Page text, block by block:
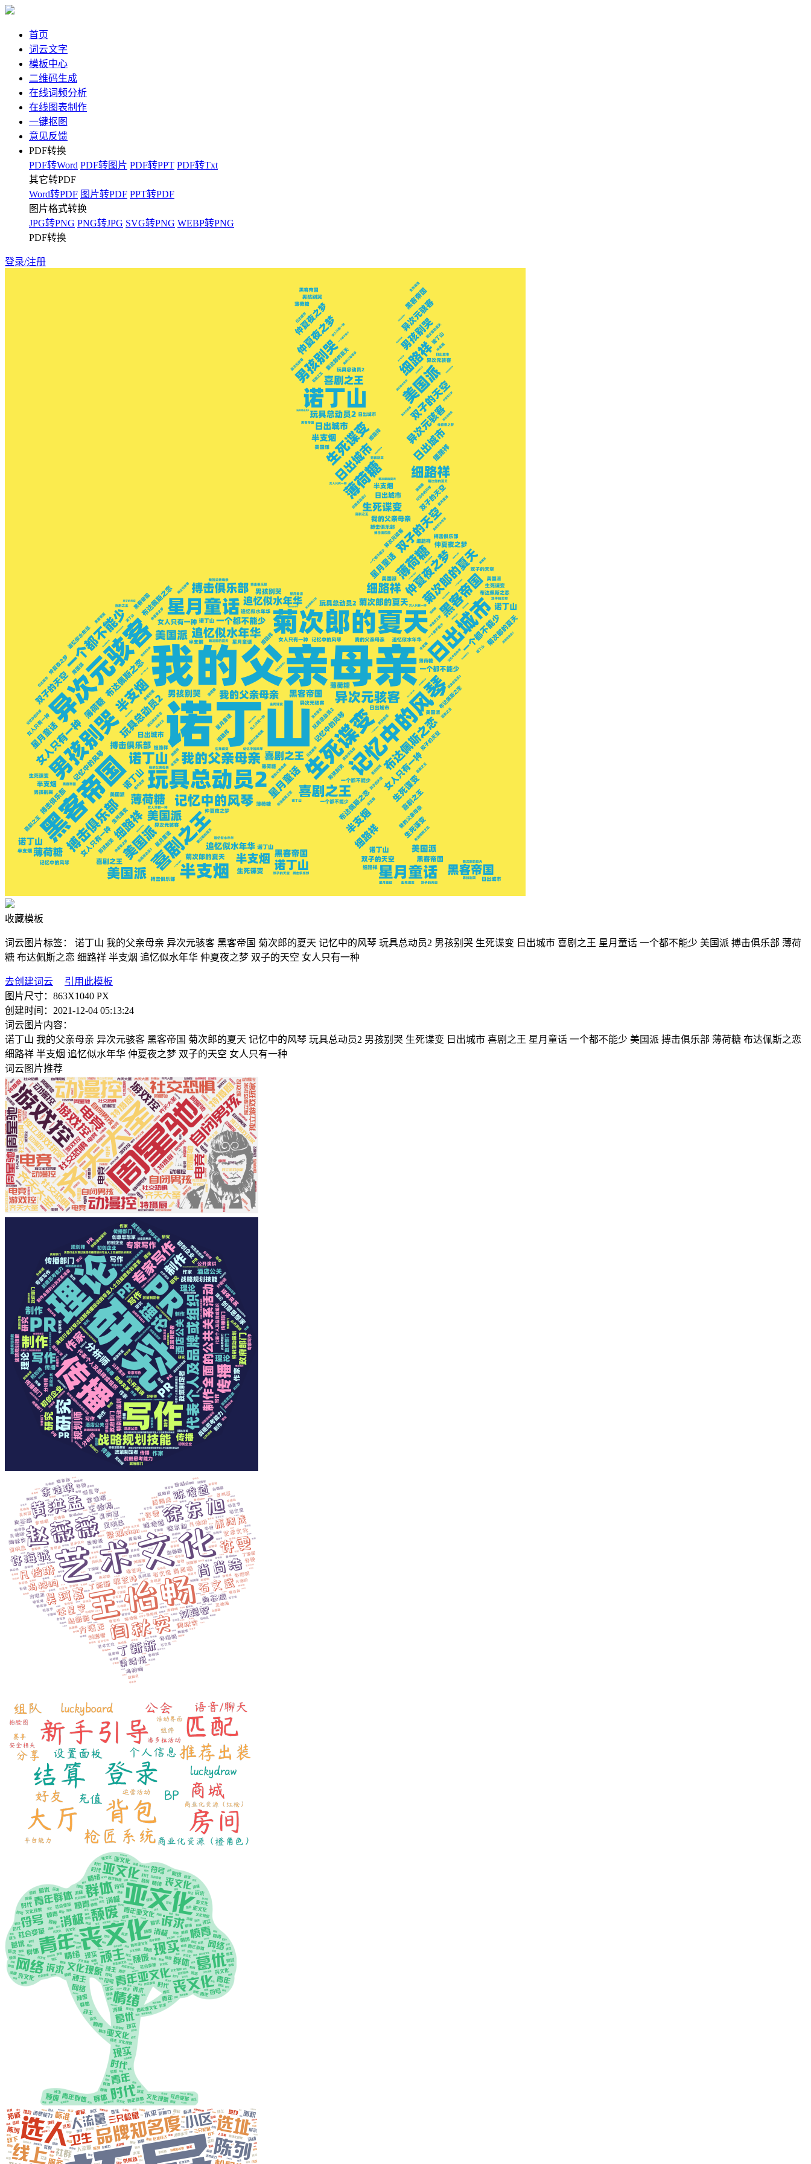
首页
词云文字
模板中心
二维码生成
在线词频分析
在线图表制作
一键抠图
意见反馈
PDF转换
PDF转Word PDF转图片 PDF转PPT PDF转Txt
其它转PDF
Word转PDF 图片转PDF PPT转PDF
图片格式转换
JPG转PNG PNG转JPG SVG转PNG WEBP转PNG
PDF转换
登录/注册
收藏模板
词云图片标签： 诺丁山 我的父亲母亲 异次元骇客 黑客帝国 菊次郎的夏天 记忆中的风琴 玩具总动员2 男孩别哭 生死谍变 日出城市 喜剧之王 星月童话 一个都不能少 美国派 搏击俱乐部 薄荷
糖 布达佩斯之恋 细路祥 半支烟 追忆似水年华 仲夏夜之梦 双子的天空 女人只有一种
去创建词云
引用此模板
图片尺寸： 863X1040 PX
创建时间： 2021-12-04 05:13:24
词云图片内容：
诺丁山 我的父亲母亲 异次元骇客 黑客帝国 菊次郎的夏天 记忆中的风琴 玩具总动员2 男孩别哭 生死谍变 日出城市 喜剧之王 星月童话 一个都不能少 美国派 搏击俱乐部 薄荷糖 布达佩斯之恋
细路祥 半支烟 追忆似水年华 仲夏夜之梦 双子的天空 女人只有一种
词云图片推荐